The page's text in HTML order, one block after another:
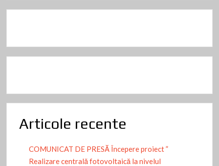
Articole recente
COMUNICAT DE PRESĂ Începere proiect ”
Realizare centrală fotovoltaică la nivelul